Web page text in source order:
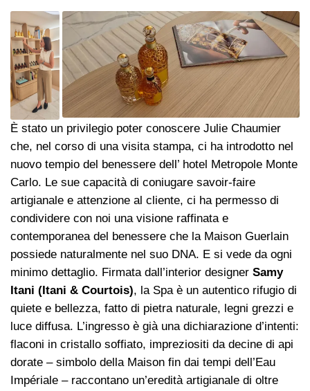
È stato un privilegio poter conoscere Julie Chaumier
che, nel corso di una visita stampa, ci ha introdotto nel
nuovo tempio del benessere dell’ hotel Metropole Monte
Carlo. Le sue capacità di coniugare savoir-faire
artigianale e attenzione al cliente, ci ha permesso di
condividere con noi una visione raffinata e
contemporanea del benessere che la Maison Guerlain
possiede naturalmente nel suo DNA. E si vede da ogni
minimo dettaglio. Firmata dall’interior designer Samy
Itani (Itani & Courtois), la Spa è un autentico rifugio di
quiete e bellezza, fatto di pietra naturale, legni grezzi e
luce diffusa. L’ingresso è già una dichiarazione d’intenti:
flaconi in cristallo soffiato, impreziositi da decine di api
dorate – simbolo della Maison fin dai tempi dell’Eau
Impériale – raccontano un’eredità artigianale di oltre